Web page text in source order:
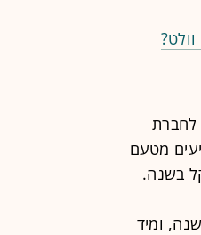
לחברת
מטעם
מיליארד שקל בשנה, ומיד